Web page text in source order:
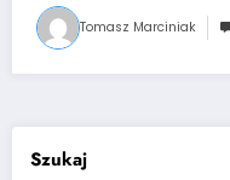
Tomasz Marciniak
Szukaj